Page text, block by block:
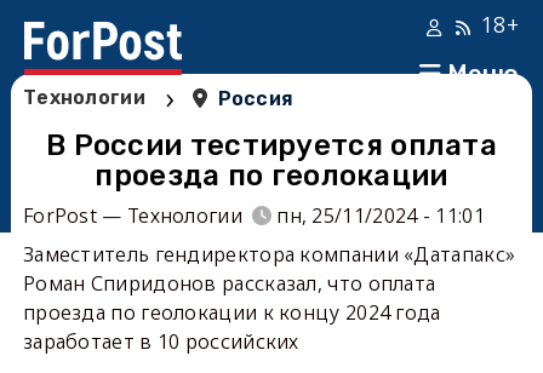
Меню
18+
Технологии › Россия
В России тестируется оплата
проезда по геолокации
ForPost — Технологии
пн, 25/11/2024 - 11:01
Заместитель гендиректора компании «Датапакс»
Роман Спиридонов рассказал, что оплата
проезда по геолокации к концу 2024 года
заработает в 10 российских